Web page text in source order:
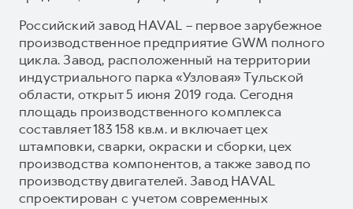
Российский завод HAVAL – первое зарубежное
производственное предприятие GWM полного
цикла. Завод, расположенный на территории
индустриального парка «Узловая» Тульской
области, открыт 5 июня 2019 года. Сегодня
площадь производственного комплекса
составляет 183 158 кв.м. и включает цех
штамповки, сварки, окраски и сборки, цех
производства компонентов, а также завод по
производству двигателей. Завод HAVAL
спроектирован с учетом современных